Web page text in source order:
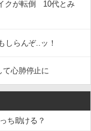
クが転倒 10代とみ
しらんぞ..ッ！
心肺停止に
ち助ける？